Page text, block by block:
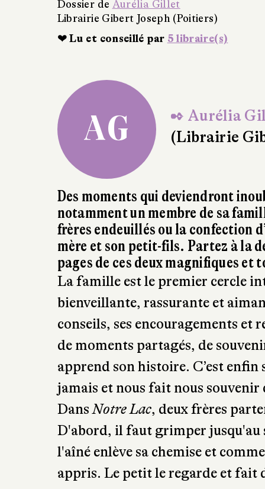
AG
✒ Aurélia
(Librairie
Des moments qui deviendront
notamment un membre de sa
frères endeuillés ou la confection
mère et son petit-fils. Partez à la
pages de ces deux magnifiques et
La famille est le premier cercle
bienveillante, rassurante et
conseils, ses encouragements et
de moments partagés, de
apprend son histoire. C’est
jamais et nous fait nous souvenir
DansNotre Lac, deux frères
D'abord, il faut grimper jusqu'au
l'aîné enlève sa chemise et
appris. Le petit le regarde et fait